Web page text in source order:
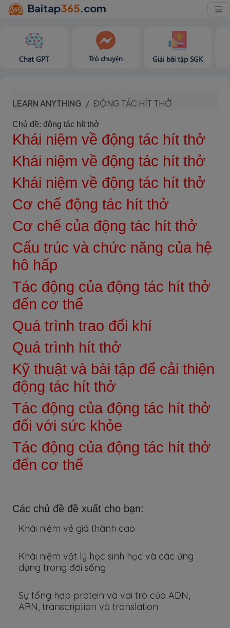
Baitap365.com
Chat GPT Trò chuyện Giải bài tập SGK
LEARN ANYTHING ĐỘNG TÁC HÍT THỞ
Chủ đề: động tác hít thở
Khái niệm về động tác hít thở
Khái niệm về động tác hít thở
Khái niệm về động tác hít thở
Cơ chế động tác hít thở
Cơ chế của động tác hít thở
Cấu trúc và chức năng của hệ
hô hấp
Tác động của động tác hít thở
đến cơ thể
Quá trình trao đổi khí
Quá trình hít thở
Kỹ thuật và bài tập để cải thiện
động tác hít thở
Tác động của động tác hít thở
đối với sức khỏe
Tác động của động tác hít thở
đến cơ thể
Các chủ đề đề xuất cho bạn:
Khái niệm về giá thành cao
Khái niệm vật lý học sinh học và các ứng
dụng trong đời sống
Sự tổng hợp protein và vai trò của ADN,
ARN, transcription và translation